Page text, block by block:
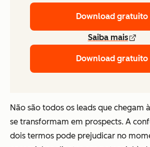
Download gratuito
Saiba mais
Download gratuito
Não são todos os leads que chegam
se transformam em prospects. A
dois termos pode prejudicar no